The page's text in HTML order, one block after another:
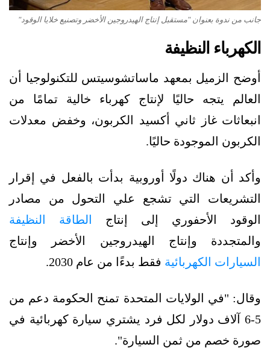
جانب من ندوة بعنوان "مستقبل إنتاج الهيدروجين الأخضر وتصنيع خلايا الوقود"
الكهرباء النظيفة
أوضح الزميل بمعهد ماساتشوسيتس للتكنولوجيا أن
العالم يتجه حاليًا لإنتاج كهرباء خالية تمامًا من
انبعاثات غاز ثاني أكسيد الكربون، وخفض معدلات
الكربون الموجودة حاليًا.
وأكد أن هناك دولًا أوروبية بدأت بالفعل في إقرار
التشريعات التي تشجع علي التحول من مصادر
الوقود الأحفوري إلى إنتاج
الطاقة النظيفة
والمتجددة وإنتاج الهيدروجين الأخضر وإنتاج
السيارات الكهربائية فقط بدءًا من عام 2030.
وقال: "في الولايات المتحدة تمنح الحكومة دعم من
5-6 آلاف دولار لكل فرد يشتري سيارة كهربائية في
صورة خصم من ثمن السيارة".